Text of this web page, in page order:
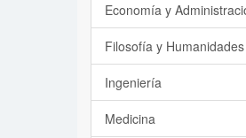
Economía y
Filosofía y Humanidades
Ingeniería
Medicina